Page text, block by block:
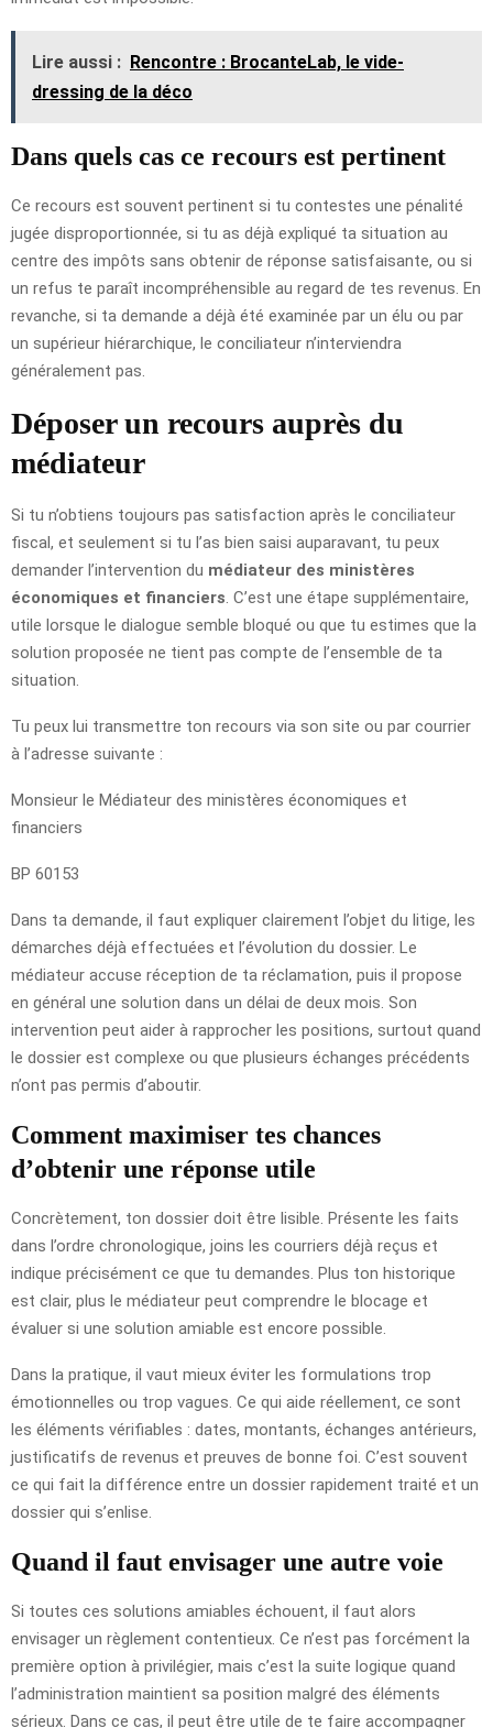
Lire aussi : Rencontre : BrocanteLab, le vide-
dressing de la déco
Dans quels cas ce recours est pertinent
Ce recours est souvent pertinent si tu contestes une pénalité
jugée disproportionnée, si tu as déjà expliqué ta situation au
centre des impôts sans obtenir de réponse satisfaisante, ou si
un refus te paraît incompréhensible au regard de tes revenus. En
revanche, si ta demande a déjà été examinée par un élu ou par
un supérieur hiérarchique, le conciliateur n’interviendra
généralement pas.
Déposer un recours auprès du
médiateur
Si tu n’obtiens toujours pas satisfaction après le conciliateur
fiscal, et seulement si tu l’as bien saisi auparavant, tu peux
demander l’intervention du médiateur des ministères
économiques et financiers . C’est une étape supplémentaire,
utile lorsque le dialogue semble bloqué ou que tu estimes que la
solution proposée ne tient pas compte de l’ensemble de ta
situation.
Tu peux lui transmettre ton recours via son site ou par courrier
à l’adresse suivante :
Monsieur le Médiateur des ministères économiques et
financiers
BP 60153
Dans ta demande, il faut expliquer clairement l’objet du litige, les
démarches déjà effectuées et l’évolution du dossier. Le
médiateur accuse réception de ta réclamation, puis il propose
en général une solution dans un délai de deux mois. Son
intervention peut aider à rapprocher les positions, surtout quand
le dossier est complexe ou que plusieurs échanges précédents
n’ont pas permis d’aboutir.
Comment maximiser tes chances
d’obtenir une réponse utile
Concrètement, ton dossier doit être lisible. Présente les faits
dans l’ordre chronologique, joins les courriers déjà reçus et
indique précisément ce que tu demandes. Plus ton historique
est clair, plus le médiateur peut comprendre le blocage et
évaluer si une solution amiable est encore possible.
Dans la pratique, il vaut mieux éviter les formulations trop
émotionnelles ou trop vagues. Ce qui aide réellement, ce sont
les éléments vérifiables : dates, montants, échanges antérieurs,
justificatifs de revenus et preuves de bonne foi. C’est souvent
ce qui fait la différence entre un dossier rapidement traité et un
dossier qui s’enlise.
Quand il faut envisager une autre voie
Si toutes ces solutions amiables échouent, il faut alors
envisager un règlement contentieux. Ce n’est pas forcément la
première option à privilégier, mais c’est la suite logique quand
l’administration maintient sa position malgré des éléments
sérieux. Dans ce cas, il peut être utile de te faire accompagner